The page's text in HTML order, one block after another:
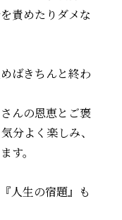
責めたりダメな
ばきちんと終わ
んの恩恵とご褒
分よく楽しみ、
す。
人生の宿題』も